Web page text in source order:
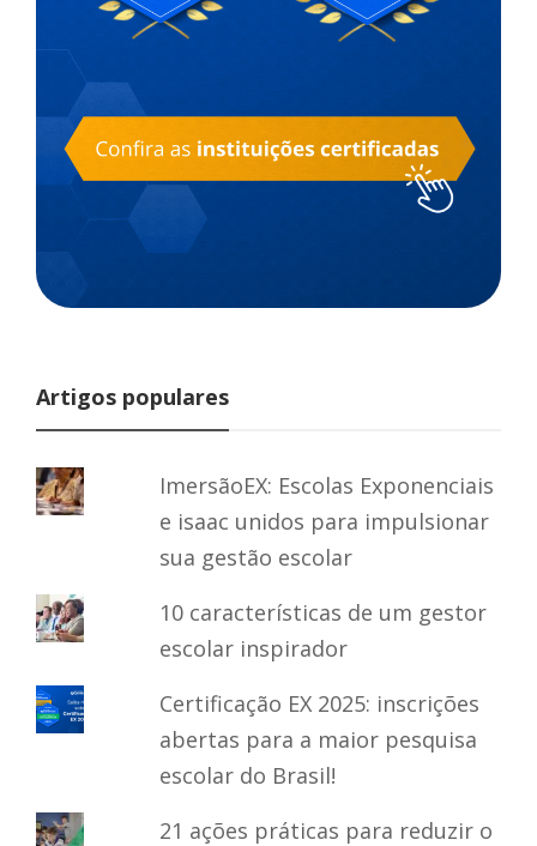
Artigos populares
ImersãoEX: Escolas Exponenciais
e isaac unidos para impulsionar
sua gestão escolar
10 características de um gestor
escolar inspirador
Certificação EX 2025: inscrições
abertas para a maior pesquisa
escolar do Brasil!
21 ações práticas para reduzir o